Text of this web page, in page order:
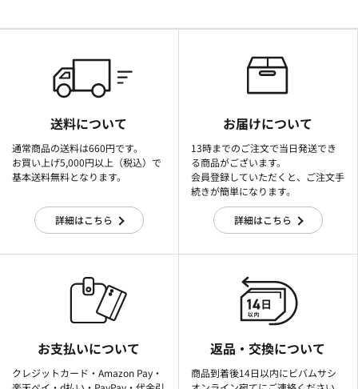
送料について
通常商品の送料は660円です。
お買い上げ5,000円以上（税込）で
基本送料無料となります。
詳細はこちら
お届けについて
13時までのご注文で当日発送でき
る商品がございます。
会員登録していただくと、ご注文手
続きが簡単になります。
詳細はこちら
お支払いについて
クレジットカード・Amazon Pay・
返品・交換について
商品到着後14日以内にビバムサシ